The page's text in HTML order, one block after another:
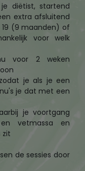
diëtist, startend
extra afsluitend
(9 maanden) of
voor welk
voor 2 weken
je als je een
je dat met een
je voortgang
vetmassa en
zit
de sessies door